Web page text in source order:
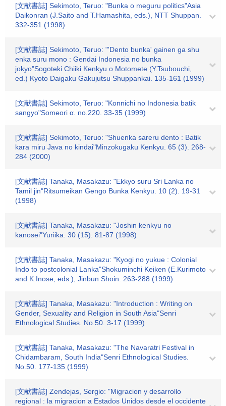
[文献書誌] Sekimoto, Teruo: "Bunka o meguru politics"Asia
Daikonran (J.Saito and T.Hamashita, eds.), NTT Shuppan.
332-351 (1998)
[文献書誌] Sekimoto, Teruo: "'Dento bunka' gainen ga shu
enka suru mono : Gendai Indonesia no bunka
jokyo"Sogoteki Chiiki Kenkyu o Motomete (Y.Tsubouchi,
ed.) Kyoto Daigaku Gakujutsu Shuppankai. 135-161 (1999)
[文献書誌] Sekimoto, Teruo: "Konnichi no Indonesia batik
sangyo"Someori α. no.220. 33-35 (1999)
[文献書誌] Sekimoto, Teruo: "Shuenka sareru dento : Batik
kara miru Java no kindai"Minzokugaku Kenkyu. 65 (3). 268-
284 (2000)
[文献書誌] Tanaka, Masakazu: "Ekkyo suru Sri Lanka no
Tamil jin"Ritsumeikan Gengo Bunka Kenkyu. 10 (2). 19-31
(1998)
[文献書誌] Tanaka, Masakazu: "Joshin kenkyu no
kanosei"Yuriika. 30 (15). 81-87 (1998)
[文献書誌] Tanaka, Masakazu: "Kyogi no yukue : Colonial
Indo to postcolonial Lanka"Shokuminchi Keiken (E.Kurimoto
and K.Inose, eds.), Jinbun Shoin. 263-288 (1999)
[文献書誌] Tanaka, Masakazu: "Introduction : Writing on
Gender, Sexuality and Religion in South Asia"Senri
Ethnological Studies. No.50. 3-17 (1999)
[文献書誌] Tanaka, Masakazu: "The Navaratri Festival in
Chidambaram, South India"Senri Ethnological Studies.
No.50. 177-135 (1999)
[文献書誌] Zendejas, Sergio: "Migracion y desarrollo
regional : la migracion a Estados Unidos desde el occidente